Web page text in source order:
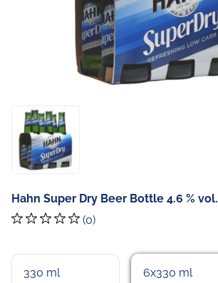
Hahn Super Dry Beer Bottle 4.6 % vol.
(0)
330 ml 6x330 ml